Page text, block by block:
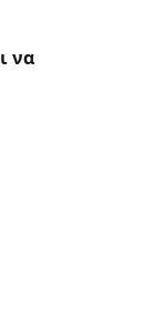
να